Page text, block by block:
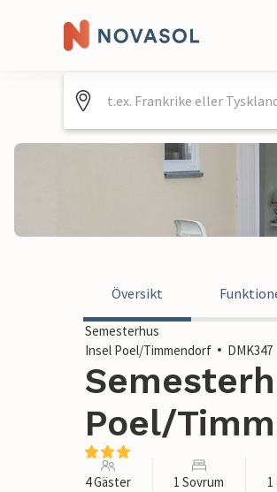
Översikt
Semesterhus
Insel Poel/Timmendorf
DMK347
Poel/
4 Gäster 1 Sovrum